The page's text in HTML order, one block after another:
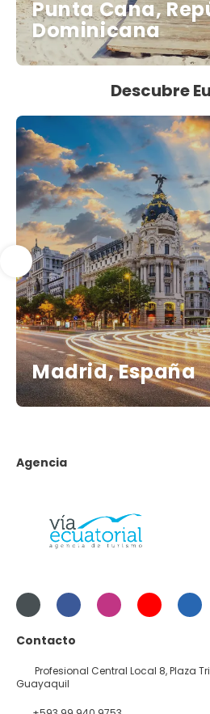
Punta Cana,
Dominicana
Descubre
Madrid, España
Agencia
Contacto
Profesional Central Local 8, Plaza
Guayaquil